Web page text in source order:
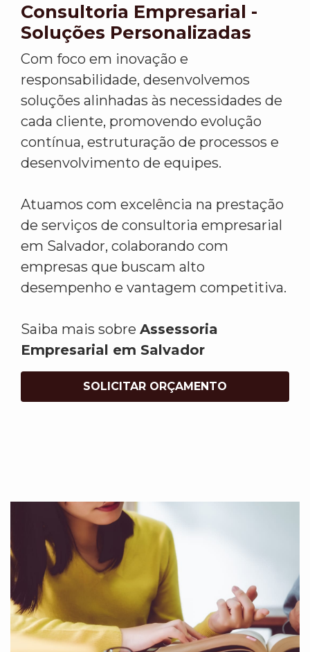
Consultoria Empresarial -
Soluções Personalizadas
Com foco em inovação e
responsabilidade, desenvolvemos
soluções alinhadas às necessidades de
cada cliente, promovendo evolução
contínua, estruturação de processos e
desenvolvimento de equipes.
Atuamos com excelência na prestação
de serviços de consultoria empresarial
em Salvador, colaborando com
empresas que buscam alto
desempenho e vantagem competitiva.
Saiba mais sobre Assessoria
Empresarial em Salvador
SOLICITAR ORÇAMENTO